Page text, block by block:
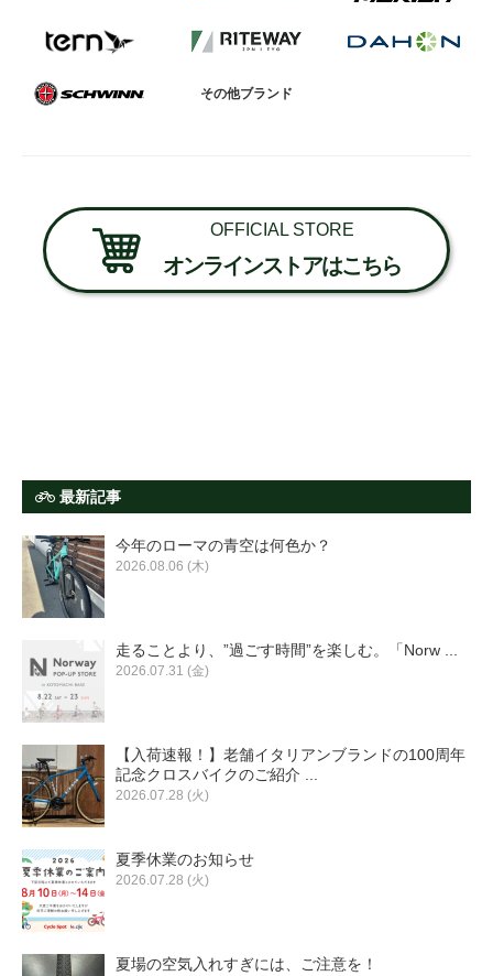
その他ブランド
OFFICIAL STORE
オンラインストアはこちら
最新記事
今年のローマの青空は何色か？
2026.08.06 (木)
走ることより、”過ごす時間”を楽しむ。「Norw ...
2026.07.31 (金)
【入荷速報！】老舗イタリアンブランドの100周年
記念クロスバイクのご紹介 ...
2026.07.28 (火)
夏季休業のお知らせ
2026.07.28 (火)
夏場の空気入れすぎには、ご注意を！